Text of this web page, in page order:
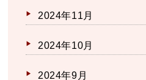
2024年11月
2024年10月
2024年9月